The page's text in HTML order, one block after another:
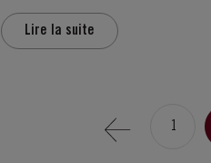
s’estompent au profit...
Lire la suite
1